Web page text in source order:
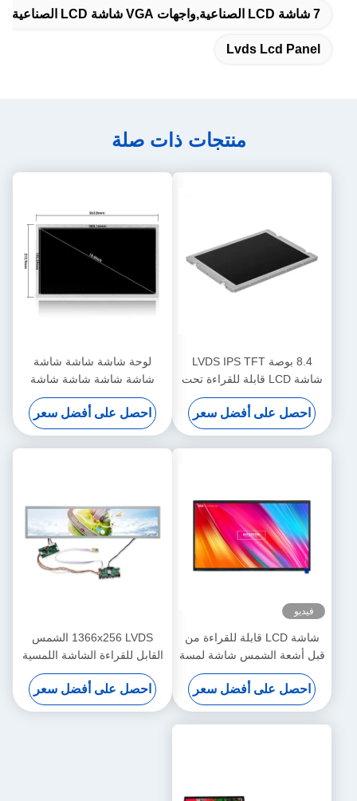
7 شاشة LCD الصناعية,واجهات VGA شاشة LCD الصناعية
Lvds Lcd Panel
منتجات ذات صلة
8.4 بوصة LVDS IPS TFT
شاشة LCD قابلة للقراءة تحت
ضوء الشمس 1200nits
800x600
احصل على أفضل سعر
لوحة شاشة شاشة شاشة
شاشة شاشة شاشة شاشة
شاشة شاشة شاشة شاشة
شاشة شاشة
احصل على أفضل سعر
فيديو
شاشة LCD قابلة للقراءة من
قبل أشعة الشمس شاشة لمسة
13.3 بوصة مخصصة
احصل على أفضل سعر
1366x256 LVDS الشمس
القابل للقراءة الشاشة اللمسية
TFT شاشة عرض LCD 28
بوصة
احصل على أفضل سعر